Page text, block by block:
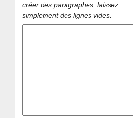
créer des paragraphes, laissez
simplement des lignes vides.